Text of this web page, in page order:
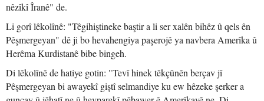
nêzîkî Îranê" de.
Li gorî lêkolînê: "Têgihiştineke baştir a li ser xalên bihêz û qels ên
Pêşmergeyan" dê ji bo hevahengiya paşerojê ya navbera Amerîka û
Herêma Kurdistanê bibe bingeh.
Di lêkolînê de hatiye gotin: "Tevî hinek têkçûnên berçav jî
Pêşmergeyan bi awayekî giştî selmandiye ku ew hêzeke şerker a